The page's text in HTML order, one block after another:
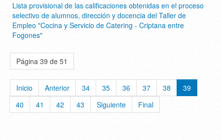
Lista provisional de las calificaciones obtenidas en el proceso
selectivo de alumnos, dirección y docencia del Taller de
Empleo "Cocina y Servicio de Catering - Criptana entre
Fogones"
Página 39 de 51
Inicio Anterior 34 35 36 37 38
39
40
41 42 43 Siguiente Final